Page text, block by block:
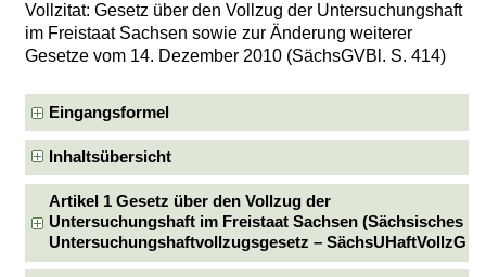
Vollzitat: Gesetz über den Vollzug der Untersuchungshaft
im Freistaat Sachsen sowie zur Änderung weiterer
Gesetze vom 14. Dezember 2010 (SächsGVBl. S. 414)
Eingangsformel
Inhaltsübersicht
Artikel 1 Gesetz über den Vollzug der
Untersuchungshaft im Freistaat Sachsen (Sächsisches
Untersuchungshaftvollzugsgesetz – SächsUHaftVollzG